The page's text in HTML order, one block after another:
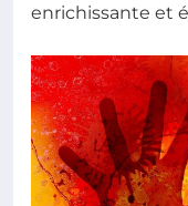
enrichissante et